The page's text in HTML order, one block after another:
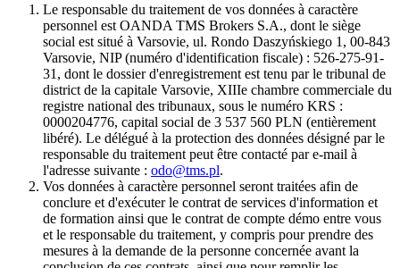
Le responsable du traitement de vos données à caractère
personnel est OANDA TMS Brokers S.A., dont le siège
social est situé à Varsovie, ul. Rondo Daszyńskiego 1, 00-843
Varsovie, NIP (numéro d'identification fiscale) : 526-275-91-
31, dont le dossier d'enregistrement est tenu par le tribunal de
district de la capitale Varsovie, XIIIe chambre commerciale du
registre national des tribunaux, sous le numéro KRS :
0000204776, capital social de 3 537 560 PLN (entièrement
libéré). Le délégué à la protection des données désigné par le
responsable du traitement peut être contacté par e-mail à
l'adresse suivante : odo@tms.pl.
Vos données à caractère personnel seront traitées afin de
conclure et d'exécuter le contrat de services d'information et
de formation ainsi que le contrat de compte démo entre vous
et le responsable du traitement, y compris pour prendre des
mesures à la demande de la personne concernée avant la